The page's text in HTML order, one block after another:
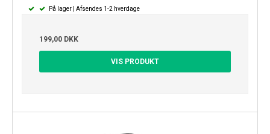
På lager | Afsendes 1-2 hverdage
199,00 DKK
VIS PRODUKT